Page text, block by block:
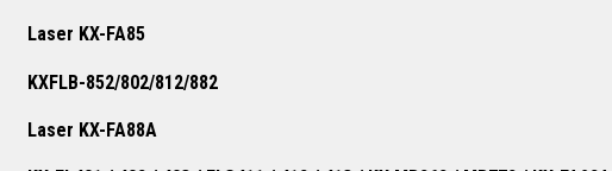
Laser KX-FA85
KXFLB-852/802/812/882
Laser KX-FA88A